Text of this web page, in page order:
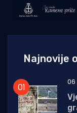
Najnovije
06